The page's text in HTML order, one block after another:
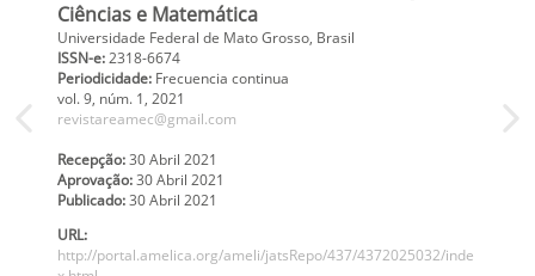
Ciências e Matemática
Universidade Federal de Mato Grosso, Brasil
ISSN-e:2318-6674
Periodicidade: Frecuencia continua
vol. 9
, núm. 1, 2021
revistareamec@gmail.com
Recepção:
30 Abril 2021
Aprovação:
30 Abril 2021
Publicado:
30 Abril 2021
URL:
http://portal.amelica.org/ameli/jatsRepo/437/4372025032/inde